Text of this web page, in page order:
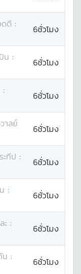
ดี :
6ชั่วโมง
น :
6ชั่วโมง
:
6ชั่วโมง
าลย์
6ชั่วโมง
ะทีป :
6ชั่วโมง
:
6ชั่วโมง
ะ :
6ชั่วโมง
น :
6ชั่วโมง